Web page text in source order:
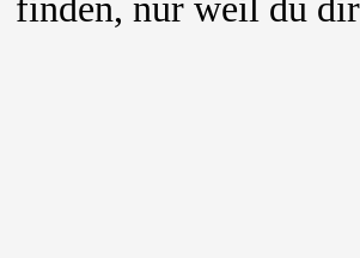
finden, nur weil du